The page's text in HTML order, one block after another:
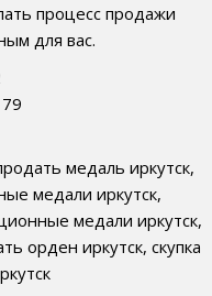
процесс продажи
для вас.
медаль иркутск,
медали иркутск,
медали иркутск,
орден иркутск, скупка